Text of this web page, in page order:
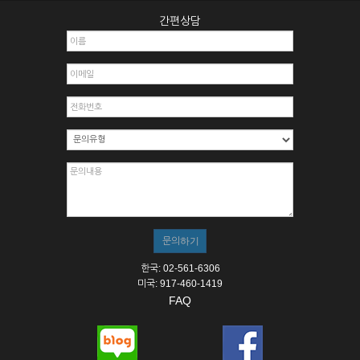
간편상담
한국: 02-561-6306
미국: 917-460-1419
FAQ